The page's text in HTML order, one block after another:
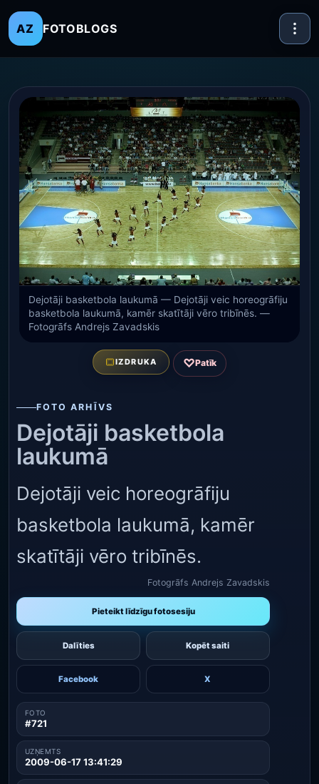
AZ FOTOBLOGS
Dejotāji basketbola laukumā — Dejotāji veic horeogrāfiju
basketbola laukumā, kamēr skatītāji vēro tribīnēs. —
Fotogrāfs Andrejs Zavadskis
IZDRUKA ♡Patīk
FOTO ARHĪVS
Dejotāji basketbola
laukumā
Dejotāji veic horeogrāfiju
basketbola laukumā, kamēr
skatītāji vēro tribīnēs.
Fotogrāfs Andrejs Zavadskis
Pieteikt līdzīgu fotosesiju
Dalīties Kopēt saiti
Facebook X
FOTO
#721
UZŅEMTS
2009-06-17 13:41:29